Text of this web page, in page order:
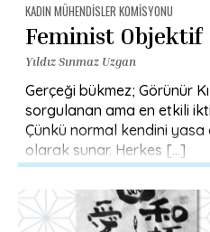
KADIN MÜHENDISLER KOMISYONU
Feminist Objektif
Yıldız Sınmaz Uzgan
Gerçeği bükmez; Görünür
sorgulanan ama en etkili
Çünkü normal kendini
olarak sunar. Herkes […]